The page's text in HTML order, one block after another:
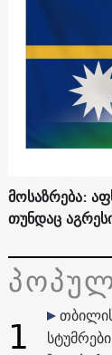
მოსაზრება:
თუნდაც
1